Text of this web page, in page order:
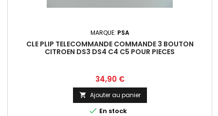
MARQUE: PSA
CLE PLIP TELECOMMANDE COMMANDE 3 BOUTON
CITROEN DS3 DS4 C4 C5 POUR PIECES
Prix
34,90 €
 Ajouter au panier
 En stock